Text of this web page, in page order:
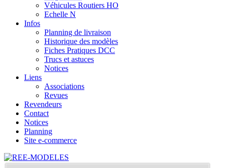
Véhicules Routiers HO
Echelle N
Infos
Planning de livraison
Historique des modèles
Fiches Pratiques DCC
Trucs et astuces
Notices
Liens
Associations
Revues
Revendeurs
Contact
Notices
Planning
Site e-commerce